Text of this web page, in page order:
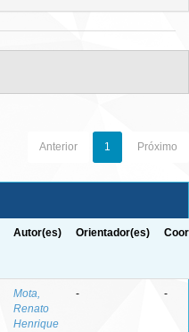
Anterior 1 Próximo
Autor(es) Orientador(es)
Mota,
Renato
Henrique
- -